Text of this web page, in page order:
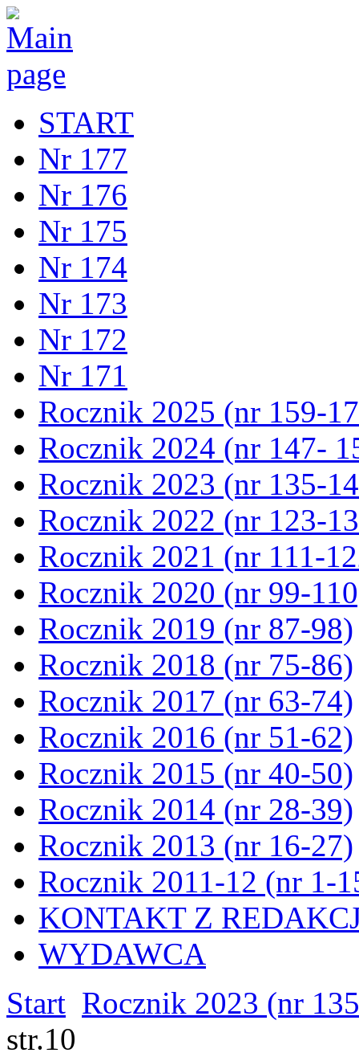
START
Nr 177
Nr 176
Nr 175
Nr 174
Nr 173
Nr 172
Nr 171
Rocznik 2025 (nr 159-
Rocznik 2024 (nr 147-
Rocznik 2023 (nr 135-
Rocznik 2022 (nr 123-
Rocznik 2021 (nr 111-
Rocznik 2020 (nr 99-
Rocznik 2019 (nr 87-98)
Rocznik 2018 (nr 75-86)
Rocznik 2017 (nr 63-74)
Rocznik 2016 (nr 51-62)
Rocznik 2015 (nr 40-50)
Rocznik 2014 (nr 28-39)
Rocznik 2013 (nr 16-27)
Rocznik 2011-12 (nr 1-
KONTAKT Z
WYDAWCA
Start Rocznik 2023 (nr
str.10